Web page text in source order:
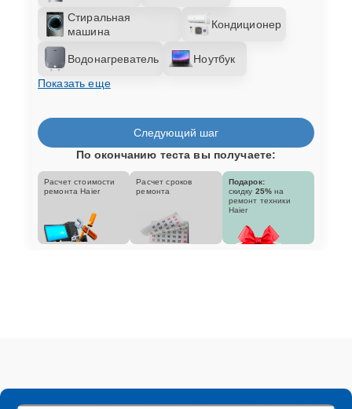
Стиральная
машина
Кондиционер
Водонагреватель
Ноутбук
Показать еще
Следующий шаг
По окончанию теста вы получаете:
Расчет стоимости
ремонта Haier
Расчет сроков
ремонта
Подарок:
скидку 25% на
ремонт техники
Haier